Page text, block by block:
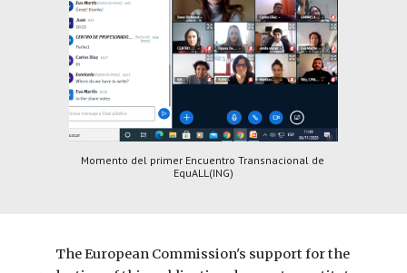
Momento del primer Encuentro Transnacional de
EquALL(ING)
The European Commission's support for the